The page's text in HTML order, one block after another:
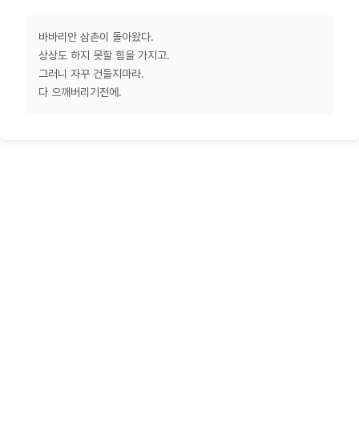
바바리안 삼촌이 돌아왔다.
상상도 하지 못할 힘을 가지고.
그러니 자꾸 건들지마라.
다 으깨버리기전에.